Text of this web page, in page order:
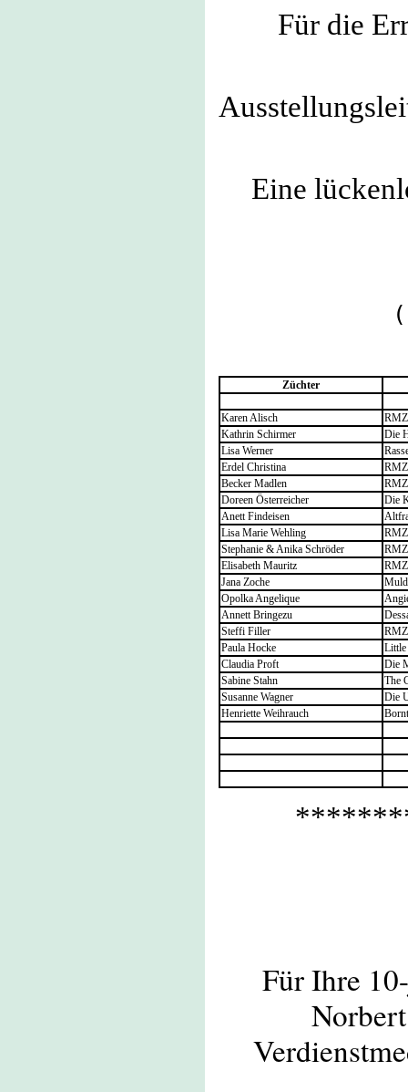
Für die
Eine
Züchter
Karen Alisch
RMZ
Kathrin Schirmer
Die
Lisa Werner
Erdel Christina
Becker Madlen
Doreen Österreicher
Die
Anett Findeisen
Lisa Marie Wehling
RMZ
Stephanie & Anika Schröder
Elisabeth Mauritz
Jana Zoche
Opolka Angelique
Annett Bringezu
Steffi Filler
Paula Hocke
Little
Claudia Proft
Die
Sabine Stahn
The
Susanne Wagner
Die
Henriette Weihrauch
Für Ihre